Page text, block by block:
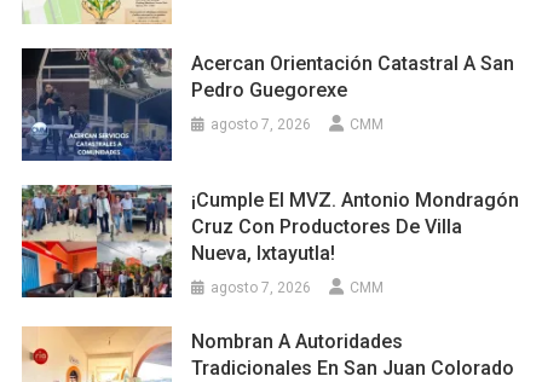
Acercan Orientación Catastral A San
Pedro Guegorexe
agosto 7, 2026 CMM
¡Cumple El MVZ. Antonio Mondragón
Cruz Con Productores De Villa
Nueva, Ixtayutla!
agosto 7, 2026 CMM
Nombran A Autoridades
Tradicionales En San Juan Colorado